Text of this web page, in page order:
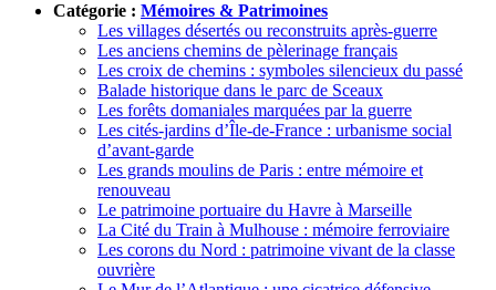
Catégorie : Mémoires & Patrimoines
Les villages désertés ou reconstruits après-guerre
Les anciens chemins de pèlerinage français
Les croix de chemins : symboles silencieux du passé
Balade historique dans le parc de Sceaux
Les forêts domaniales marquées par la guerre
Les cités-jardins d’Île-de-France : urbanisme social
d’avant-garde
Les grands moulins de Paris : entre mémoire et
renouveau
Le patrimoine portuaire du Havre à Marseille
La Cité du Train à Mulhouse : mémoire ferroviaire
Les corons du Nord : patrimoine vivant de la classe
ouvrière